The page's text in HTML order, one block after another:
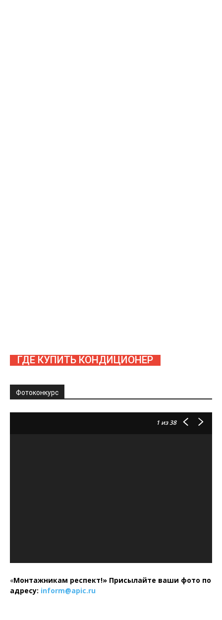
ГДЕ КУПИТЬ КОНДИЦИОНЕР
Фотоконкурс
1 из 38
«Монтажникам респект!» Присылайте ваши фото по
адресу: inform@apic.ru